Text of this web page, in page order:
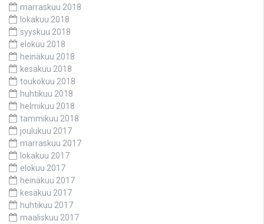
marraskuu 2018
lokakuu 2018
syyskuu 2018
elokuu 2018
heinäkuu 2018
kesäkuu 2018
toukokuu 2018
huhtikuu 2018
helmikuu 2018
tammikuu 2018
joulukuu 2017
marraskuu 2017
lokakuu 2017
elokuu 2017
heinäkuu 2017
kesäkuu 2017
huhtikuu 2017
maaliskuu 2017